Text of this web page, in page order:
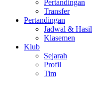
Pertandingan
Transfer
Pertandingan
Jadwal & Hasil
Klasemen
Klub
Sejarah
Profil
Tim